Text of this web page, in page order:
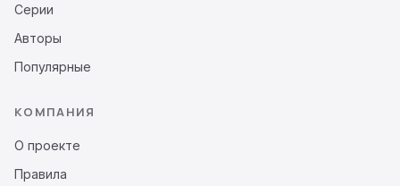
Серии
Авторы
Популярные
КОМПАНИЯ
О проекте
Правила